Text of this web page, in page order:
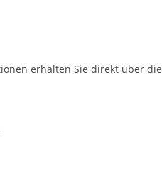
erhalten Sie direkt über die